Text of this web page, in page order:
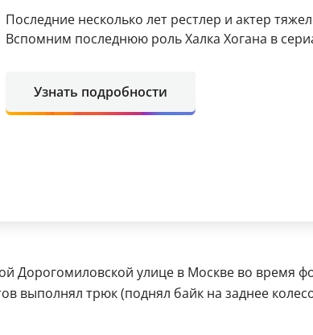
Последние несколько лет рестлер и актер
Вспомним последнюю роль Халка Хогана в
Узнать подробности
улице в Москве во время
выполнял трюк (поднял байк на заднее